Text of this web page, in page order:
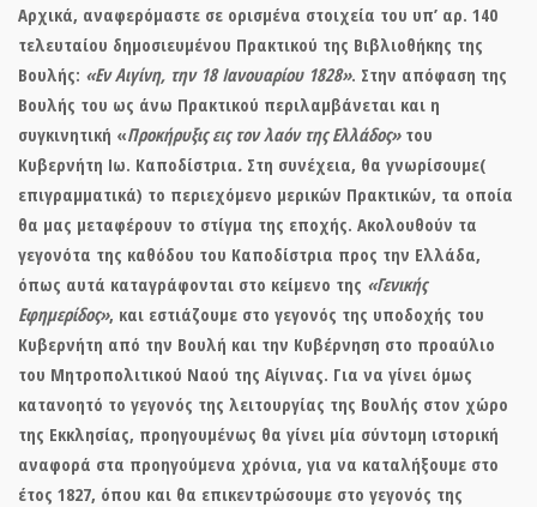
Αρχικά, αναφερόμαστε σε ορισμένα στοιχεία του υπ’ αρ. 140
τελευταίου δημοσιευμένου Πρακτικού της Βιβλιοθήκης της
Βουλής: «Εν Αιγίνη, την 18 Ιανουαρίου 1828». Στην απόφαση της
Βουλής του ως άνω Πρακτικού περιλαμβάνεται και η
συγκινητική «Προκήρυξις εις τον λαόν της Ελλάδος»του
Κυβερνήτη Ιω. Καποδίστρια. Στη συνέχεια, θα γνωρίσουμε(
επιγραμματικά) το περιεχόμενο μερικών Πρακτικών, τα οποία
θα μας μεταφέρουν το στίγμα της εποχής. Ακολουθούν τα
γεγονότα της καθόδου του Καποδίστρια προς την Ελλάδα,
όπως αυτά καταγράφονται στο κείμενο της «Γενικής
Εφημερίδος», και εστιάζουμε στο γεγονός της υποδοχής του
Κυβερνήτη από την Βουλή και την Κυβέρνηση στο προαύλιο
του Μητροπολιτικού Ναού της Αίγινας. Για να γίνει όμως
κατανοητό το γεγονός της λειτουργίας της Βουλής στον χώρο
της Εκκλησίας, προηγουμένως θα γίνει μία σύντομη ιστορική
αναφορά στα προηγούμενα χρόνια, για να καταλήξουμε στο
έτος 1827, όπου και θα επικεντρώσουμε στο γεγονός της